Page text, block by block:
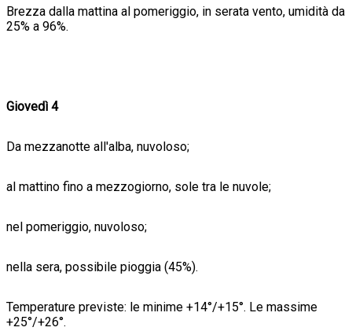
Brezza dalla mattina al pomeriggio, in serata vento, umidità da
25% a 96%.
Giovedì 4
Da mezzanotte all'alba, nuvoloso;
al mattino fino a mezzogiorno, sole tra le nuvole;
nel pomeriggio, nuvoloso;
nella sera, possibile pioggia (45%).
Temperature previste: le minime +14°/+15°. Le massime
+25°/+26°.